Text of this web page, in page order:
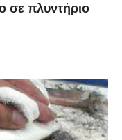
σε πλυντήριο